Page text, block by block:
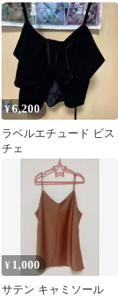
ラウス 長袖 透け感
¥6,200
ラベルエチュード ビス
チェ
¥ 1,000
サテン キャミソール